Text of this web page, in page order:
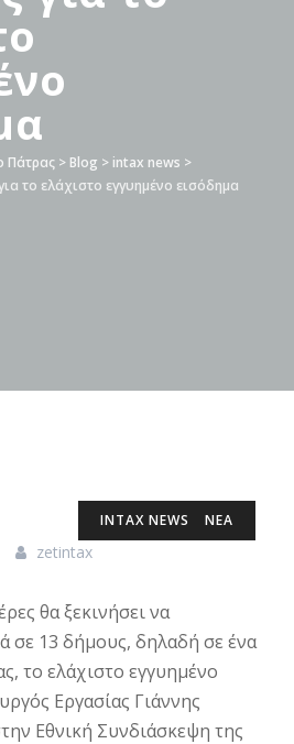
Πάτρας > Blog > intax news >
το ελάχιστο εγγυημένο εισόδημα
INTAX NEWS ΝΕΑ
zetintax
θα ξεκινήσει να
σε 13 δήμους, δηλαδή σε ένα
το ελάχιστο εγγυημένο
Εργασίας Γιάννης
Εθνική Συνδιάσκεψη της